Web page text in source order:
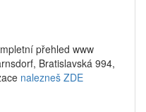
přehled www
Bratislavská 994,
nalezneš ZDE